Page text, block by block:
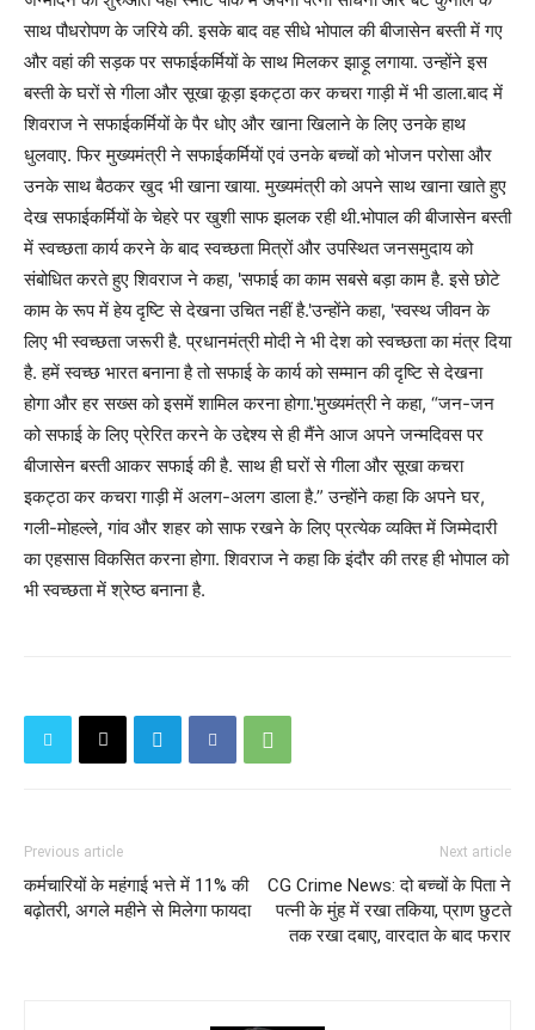
साथ पौधरोपण के जरिये की. इसके बाद वह सीधे भोपाल की बीजासेन बस्ती में गए
और वहां की सड़क पर सफाईकर्मियों के साथ मिलकर झाड़ू लगाया. उन्होंने इस
बस्ती के घरों से गीला और सूखा कूड़ा इकट्ठा कर कचरा गाड़ी में भी डाला.बाद में
शिवराज ने सफाईकर्मियों के पैर धोए और खाना खिलाने के लिए उनके हाथ
धुलवाए. फिर मुख्यमंत्री ने सफाईकर्मियों एवं उनके बच्चों को भोजन परोसा और
उनके साथ बैठकर खुद भी खाना खाया. मुख्यमंत्री को अपने साथ खाना खाते हुए
देख सफाईकर्मियों के चेहरे पर खुशी साफ झलक रही थी.भोपाल की बीजासेन बस्ती
में स्वच्छता कार्य करने के बाद स्वच्छता मित्रों और उपस्थित जनसमुदाय को
संबोधित करते हुए शिवराज ने कहा, 'सफाई का काम सबसे बड़ा काम है. इसे छोटे
काम के रूप में हेय दृष्टि से देखना उचित नहीं है.'उन्होंने कहा, 'स्वस्थ जीवन के
लिए भी स्वच्छता जरूरी है. प्रधानमंत्री मोदी ने भी देश को स्वच्छता का मंत्र दिया
है. हमें स्वच्छ भारत बनाना है तो सफाई के कार्य को सम्मान की दृष्टि से देखना
होगा और हर सख्स को इसमें शामिल करना होगा.'मुख्यमंत्री ने कहा, “जन-जन
को सफाई के लिए प्रेरित करने के उद्देश्य से ही मैंने आज अपने जन्मदिवस पर
बीजासेन बस्ती आकर सफाई की है. साथ ही घरों से गीला और सूखा कचरा
इकट्ठा कर कचरा गाड़ी में अलग-अलग डाला है.” उन्होंने कहा कि अपने घर,
गली-मोहल्ले, गांव और शहर को साफ रखने के लिए प्रत्येक व्यक्ति में जिम्मेदारी
का एहसास विकसित करना होगा. शिवराज ने कहा कि इंदौर की तरह ही भोपाल को
भी स्वच्छता में श्रेष्ठ बनाना है.
Previous article
कर्मचारियों के महंगाई भत्ते में 11% की
बढ़ोतरी, अगले महीने से मिलेगा फायदा
Next article
CG Crime News: दो बच्चों के पिता ने
पत्नी के मुंह में रखा तकिया, प्राण छुटते
तक रखा दबाए, वारदात के बाद फरार